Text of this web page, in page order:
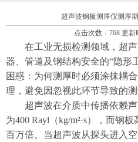
超声波钢板测厚仪测厚
点击次数：768 更新
在工业无损检测领域， 超
器、管道及钢结构安全的“隐形
困惑：为何测厚时必须涂抹耦
理，避免因忽视此环节导致的测
超声波在介质中传播依赖声
为400 Rayl（kg/m²·s），而钢
百万倍。当超声波从探头进入